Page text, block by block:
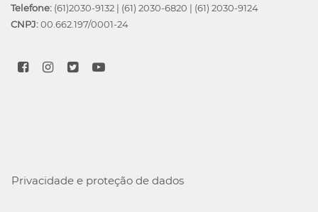
Telefone: (61)2030-9132 | (61) 2030-6820 | (61) 2030-9124
CNPJ:00.662.197/0001-24
Privacidade e proteção de dados